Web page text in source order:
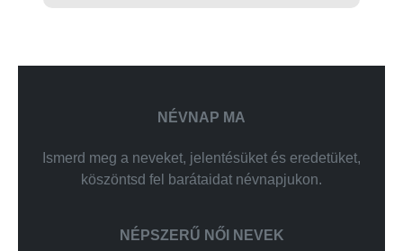
NÉVNAP MA
Ismerd meg a neveket, jelentésüket és eredetüket,
köszöntsd fel barátaidat névnapjukon.
NÉPSZERŰ NŐI NEVEK